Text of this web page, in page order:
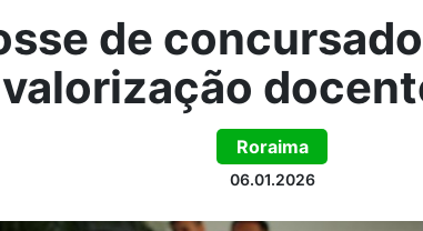
de
Roraima
06.01.2026